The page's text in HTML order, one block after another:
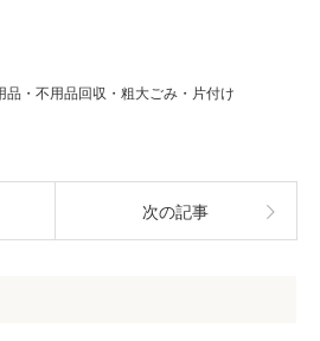
品・不用品回収・粗大ごみ・片付け
次の記事